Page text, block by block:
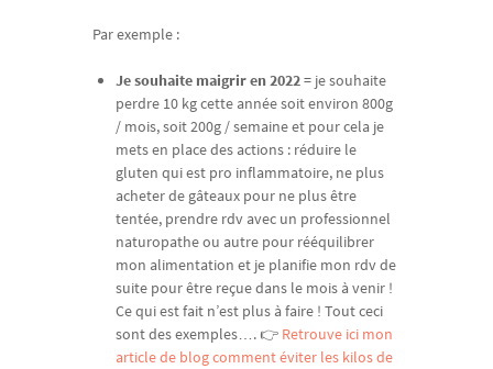
Par exemple :
Je souhaite maigrir en 2022= je souhaite
perdre 10 kg cette année soit environ 800g
/ mois, soit 200g / semaine et pour cela je
mets en place des actions : réduire le
gluten qui est pro inflammatoire, ne plus
acheter de gâteaux pour ne plus être
tentée, prendre rdv avec un professionnel
naturopathe ou autre pour rééquilibrer
mon alimentation et je planifie mon rdv de
suite pour être reçue dans le mois à venir !
Ce qui est fait n’est plus à faire ! Tout ceci
sont des exemples…. 👉 Retrouve ici mon
article de blog comment éviter les kilos de